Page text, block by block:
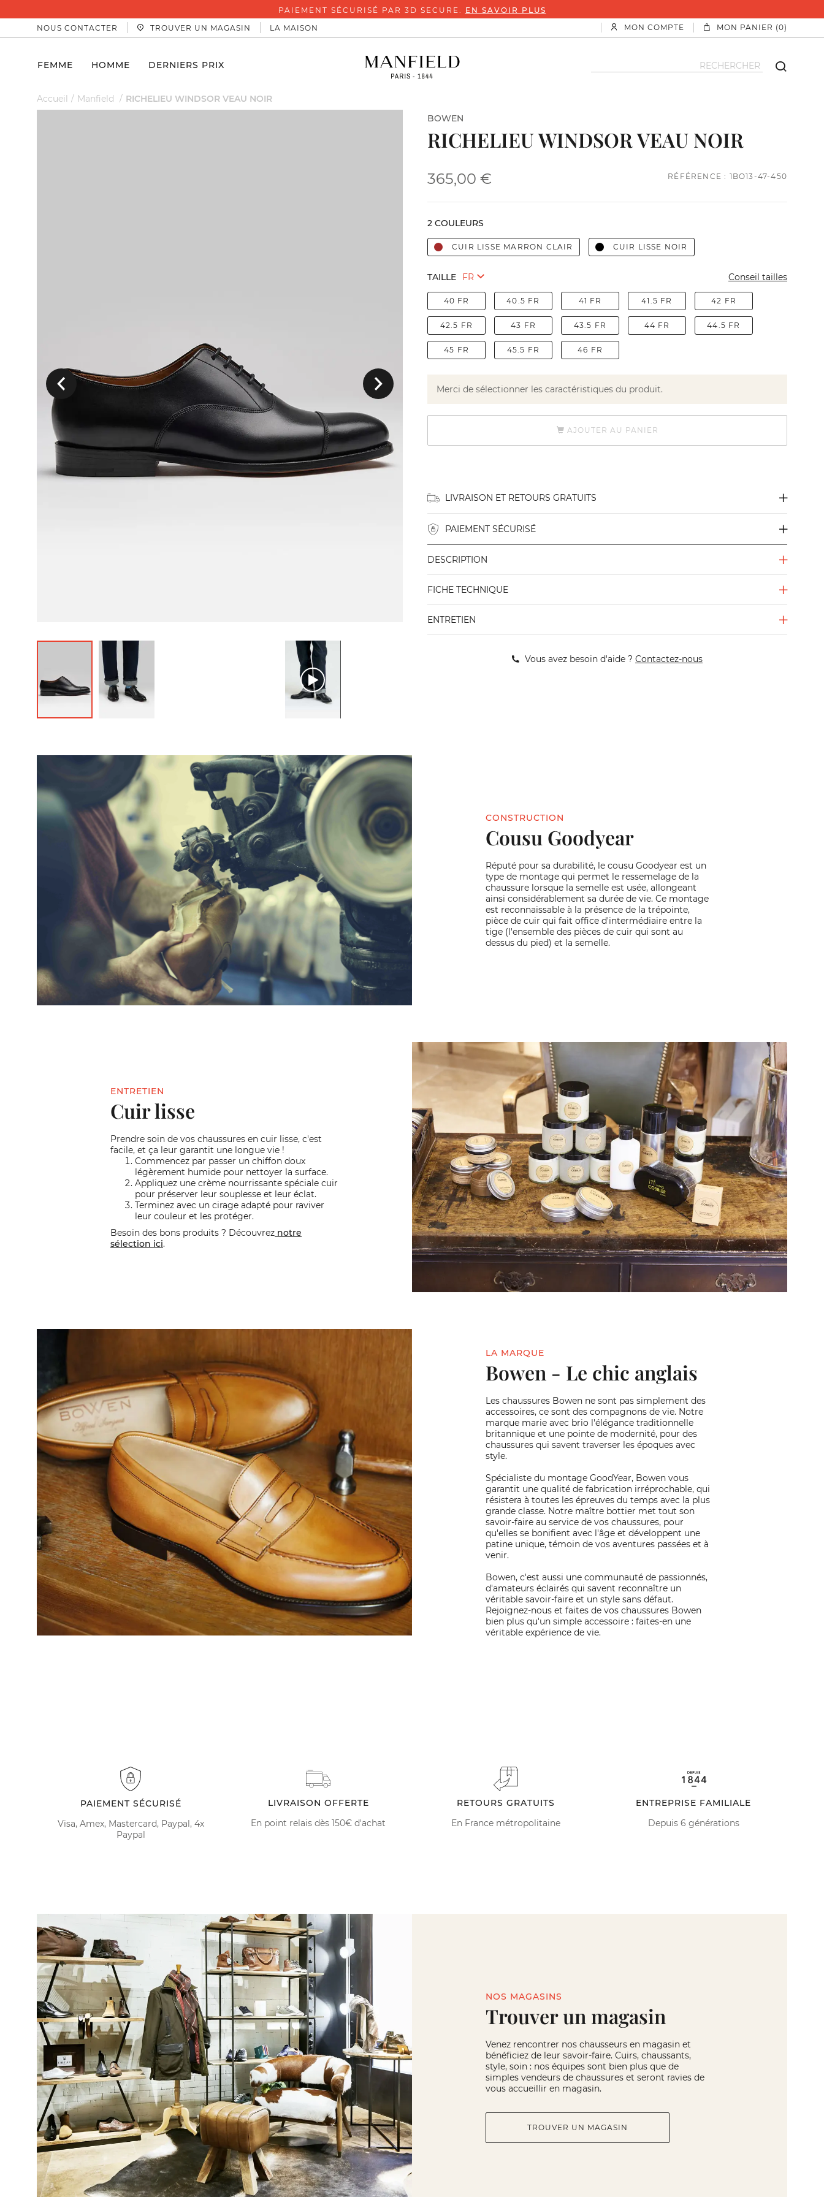
PAIEMENT SÉCURISÉ PAR 3D SECURE. EN SAVOIR PLUS
NOUS CONTACTER
TROUVER UN MAGASIN LA MAISON MON COMPTE MON PANIER (0)
FEMME HOMME DERNIERS PRIX
Accueil Manfield RICHELIEU WINDSOR VEAU NOIR
Précedent Suivant
BOWEN
RICHELIEU WINDSOR VEAU NOIR
365,00 € RÉFÉRENCE : 1BO13-47-450
2 COULEURS
CUIR LISSE MARRON CLAIR CUIR LISSE NOIR
TAILLE Conseil tailles
40 FR 40.5 FR 41 FR 41.5 FR 42 FR
42.5 FR 43 FR 43.5 FR 44 FR 44.5 FR
45 FR 45.5 FR 46 FR
Merci de sélectionner les caractéristiques du produit.
AJOUTER AU PANIER
LIVRAISON ET RETOURS GRATUITS
PAIEMENT SÉCURISÉ
DESCRIPTION
FICHE TECHNIQUE
ENTRETIEN
Vous avez besoin d'aide ? Contactez-nous
CONSTRUCTION
Cousu Goodyear
Réputé pour sa durabilité, le cousu Goodyear est un
type de montage qui permet le ressemelage de la
chaussure lorsque la semelle est usée, allongeant
ainsi considérablement sa durée de vie. Ce montage
est reconnaissable à la présence de la trépointe,
pièce de cuir qui fait office d'intermédiaire entre la
tige (l'ensemble des pièces de cuir qui sont au
dessus du pied) et la semelle.
ENTRETIEN
Cuir lisse
Prendre soin de vos chaussures en cuir lisse, c'est
facile, et ça leur garantit une longue vie !
Commencez par passer un chiffon doux
légèrement humide pour nettoyer la surface.
Appliquez une crème nourrissante spéciale cuir
pour préserver leur souplesse et leur éclat.
Terminez avec un cirage adapté pour raviver
leur couleur et les protéger.
Besoin des bons produits ? Découvrez notre
sélection ici.
LA MARQUE
Bowen - Le chic anglais
Les chaussures Bowen ne sont pas simplement des
accessoires, ce sont des compagnons de vie. Notre
marque marie avec brio l'élégance traditionnelle
britannique et une pointe de modernité, pour des
chaussures qui savent traverser les époques avec
style.
Spécialiste du montage GoodYear, Bowen vous
garantit une qualité de fabrication irréprochable, qui
résistera à toutes les épreuves du temps avec la plus
grande classe. Notre maître bottier met tout son
savoir-faire au service de vos chaussures, pour
qu'elles se bonifient avec l'âge et développent une
patine unique, témoin de vos aventures passées et à
venir.
Bowen, c'est aussi une communauté de passionnés,
d'amateurs éclairés qui savent reconnaître un
véritable savoir-faire et un style sans défaut.
Rejoignez-nous et faites de vos chaussures Bowen
bien plus qu'un simple accessoire : faites-en une
véritable expérience de vie.
PAIEMENT SÉCURISÉ
Visa, Amex, Mastercard, Paypal, 4x
Paypal
LIVRAISON OFFERTE
En point relais dès 150€ d'achat
RETOURS GRATUITS
En France métropolitaine
ENTREPRISE FAMILIALE
Depuis 6 générations
NOS MAGASINS
Trouver un magasin
Venez rencontrer nos chausseurs en magasin et
bénéficiez de leur savoir-faire. Cuirs, chaussants,
style, soin : nos équipes sont bien plus que de
simples vendeurs de chaussures et seront ravies de
vous accueillir en magasin.
TROUVER UN MAGASIN